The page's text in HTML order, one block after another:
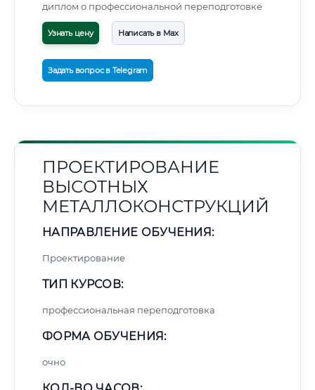
диплом о профессиональной переподготовке
Узнать цену Написать в Max
Задать вопрос в Telegram
ПРОЕКТИРОВАНИЕ
ВЫСОТНЫХ
МЕТАЛЛОКОНСТРУКЦИЙ
НАПРАВЛЕНИЕ ОБУЧЕНИЯ:
Проектирование
ТИП КУРСОВ:
профессиональная переподготовка
ФОРМА ОБУЧЕНИЯ:
очно